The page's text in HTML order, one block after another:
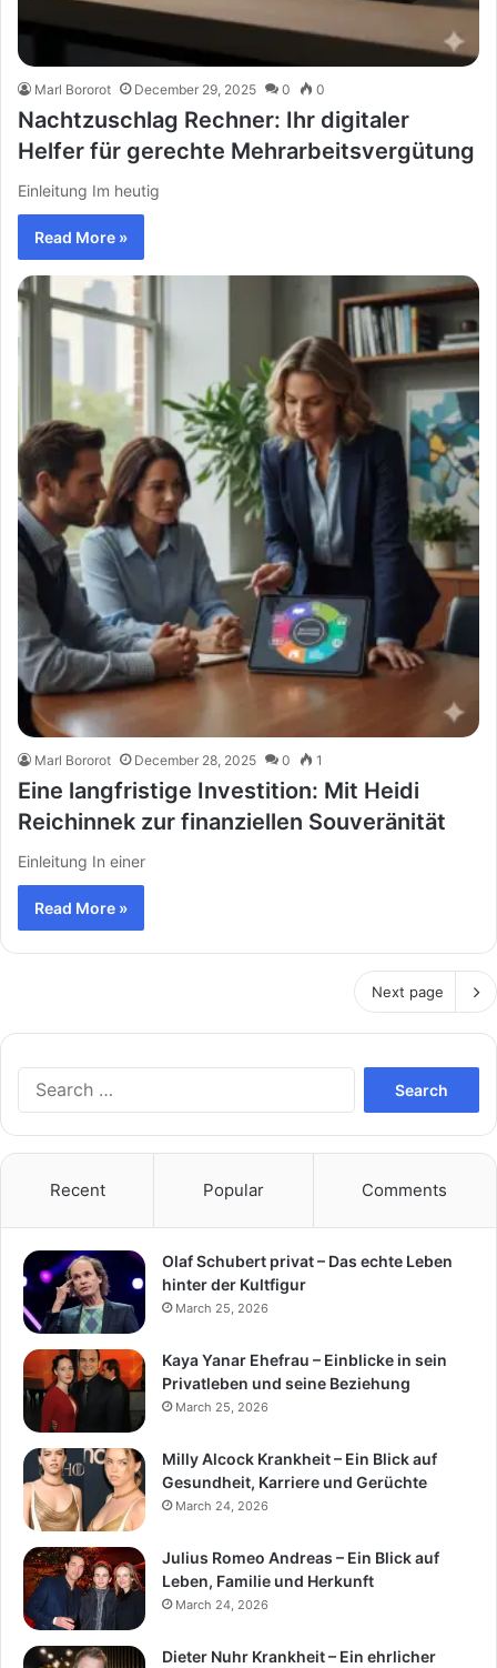
Marl Bororot December 29, 2025 0 0
Nachtzuschlag Rechner: Ihr digitaler
Helfer für gerechte Mehrarbeitsvergütung
Einleitung Im heutig
Read More »
Marl Bororot December 28, 2025 0 1
Eine langfristige Investition: Mit Heidi
Reichinnek zur finanziellen Souveränität
Einleitung In einer
Read More »
Next page
Recent Popular Comments
Olaf Schubert privat – Das echte Leben
hinter der Kultfigur
March 25, 2026
Kaya Yanar Ehefrau – Einblicke in sein
Privatleben und seine Beziehung
March 25, 2026
Milly Alcock Krankheit – Ein Blick auf
Gesundheit, Karriere und Gerüchte
March 24, 2026
Julius Romeo Andreas – Ein Blick auf
Leben, Familie und Herkunft
March 24, 2026
Dieter Nuhr Krankheit – Ein ehrlicher